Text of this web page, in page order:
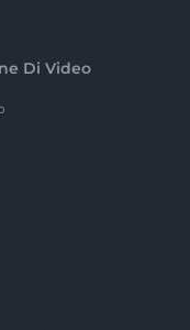
Di Video